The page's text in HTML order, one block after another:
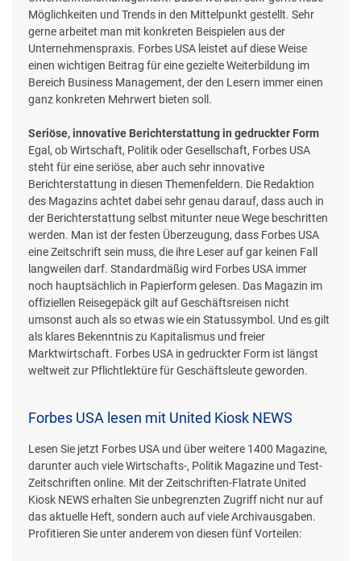
Möglichkeiten und Trends in den Mittelpunkt gestellt. Sehr
gerne arbeitet man mit konkreten Beispielen aus der
Unternehmenspraxis. Forbes USA leistet auf diese Weise
einen wichtigen Beitrag für eine gezielte Weiterbildung im
Bereich Business Management, der den Lesern immer einen
ganz konkreten Mehrwert bieten soll.
Seriöse, innovative Berichterstattung in gedruckter Form
Egal, ob Wirtschaft, Politik oder Gesellschaft, Forbes USA
steht für eine seriöse, aber auch sehr innovative
Berichterstattung in diesen Themenfeldern. Die Redaktion
des Magazins achtet dabei sehr genau darauf, dass auch in
der Berichterstattung selbst mitunter neue Wege beschritten
werden. Man ist der festen Überzeugung, dass Forbes USA
eine Zeitschrift sein muss, die ihre Leser auf gar keinen Fall
langweilen darf. Standardmäßig wird Forbes USA immer
noch hauptsächlich in Papierform gelesen. Das Magazin im
offiziellen Reisegepäck gilt auf Geschäftsreisen nicht
umsonst auch als so etwas wie ein Statussymbol. Und es gilt
als klares Bekenntnis zu Kapitalismus und freier
Marktwirtschaft. Forbes USA in gedruckter Form ist längst
weltweit zur Pflichtlektüre für Geschäftsleute geworden.
Forbes USA lesen mit United Kiosk NEWS
Lesen Sie jetzt Forbes USA und über weitere 1400 Magazine,
darunter auch viele Wirtschafts-, Politik Magazine und Test-
Zeitschriften online. Mit der Zeitschriften-Flatrate United
Kiosk NEWS erhalten Sie unbegrenzten Zugriff nicht nur auf
das aktuelle Heft, sondern auch auf viele Archivausgaben.
Profitieren Sie unter anderem von diesen fünf Vorteilen: